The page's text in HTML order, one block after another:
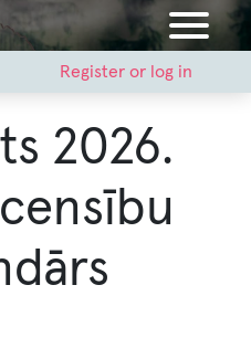
Register or log in
2026.